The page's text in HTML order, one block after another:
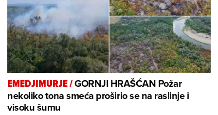
EMEDJIMURJE/GORNJI HRAŠĆAN Požar
nekoliko tona smeća proširio se na raslinje i
visoku šumu